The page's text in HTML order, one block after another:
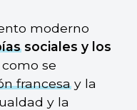
moderno
sociales y los
se
francesay la
y la